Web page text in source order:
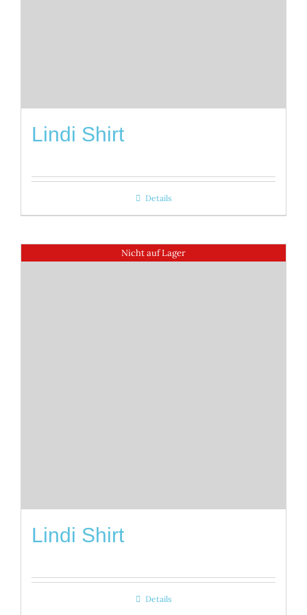
Lindi Shirt
Details
Nicht auf Lager
Lindi Shirt
Details